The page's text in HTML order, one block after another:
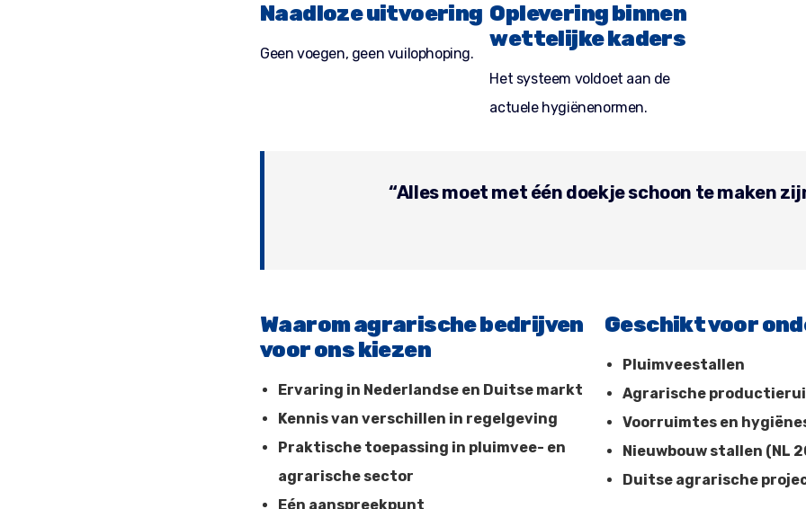
Naadloze uitvoering
Geen voegen, geen vuilophoping.
Oplevering binnen
wettelijke kaders
Het systeem voldoet aan de
actuele hygiënenormen.
“Alles moet met één doekje schoon te maken
Waarom agrarische bedrijven
voor ons kiezen
Ervaring in Nederlandse en Duitse markt
Kennis van verschillen in regelgeving
Praktische toepassing in pluimvee- en
agrarische sector
Eén aanspreekpunt
Geschikt voor
Pluimveestallen
Agrarische
Voorruimtes en
Nieuwbouw stallen (NL
Duitse agrarische